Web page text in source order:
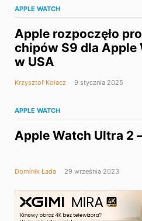
APPLE WATCH
Apple rozpoczęło
chipów S9 dla Apple
w USA
Krzysztof Kołacz 9 stycznia 2025
APPLE WATCH
Apple Watch Ultra 2
Dominik Łada 29 września 2023